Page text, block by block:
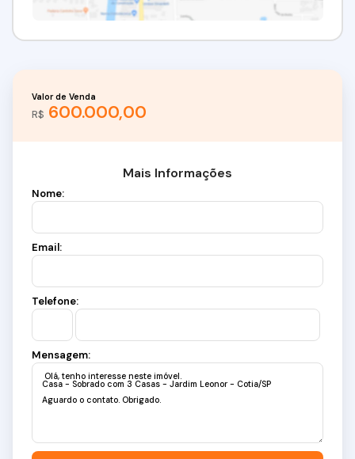
R$ 600.000,00
Valor de Venda
Mais Informações
Nome:
Email:
Telefone:
Mensagem: